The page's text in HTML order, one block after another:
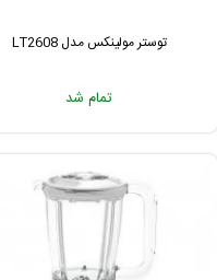
توستر مولینکس مدل LT2608
تمام شد